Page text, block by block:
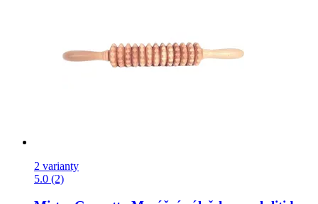
2 varianty
5.0 (2)